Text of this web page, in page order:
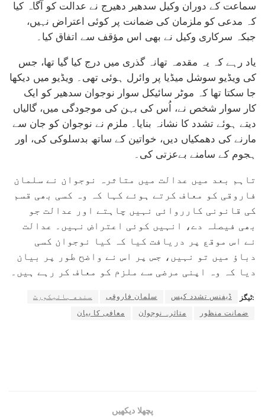
سماعت کے دوران وکیل سدھیر دھیرج نے عدالت کو آگاہ کیا
کہ مدعی کو ملزمان کی ضمانت پر کوئی اعتراض نہیں،
جبکہ سرکاری وکیل نے بھی اس مؤقف سے اتفاق کیا۔
یاد رہے کہ یہ مقدمہ تھانہ گذری میں درج کیا گیا تھا، جس
کی ویڈیو سوشل میڈیا پر وائرل ہوئی تھی۔ ویڈیو میں دیکھا
جا سکتا تھا کہ موٹر سائیکل سوار نوجوان سدھیر کو ایک
کار سوار شخص نے، اُس کی بہن کی موجودگی میں، گالیاں
دیتے ہوئے تشدد کا نشانہ بنایا۔ ملزم نے نوجوان کو جان سے
مارنے کی دھمکیاں دیں، خواتین کے ساتھ بدسلوکی کی، اور
ہجوم کے سامنے بےعزتی کی۔
تاہم بعد میں عدالت میں متاثرہ نوجوان نے سلمان
فاروقی کو معاف کرتے ہوئے کہا کہ وہ کسی بھی قسم
کی قانونی کارروائی نہیں چاہتے اور عدالت جو
بھی فیصلہ دے، انہیں کوئی اعتراض نہیں۔ عدالت
نے اس موقع پر دریافت کیا کہ کیا نوجوان کسی
دباؤ میں تو نہیں، جس پر اس نے واضح طور پر بیان
دیا کہ وہ اپنی مرضی سے ملزم کو معاف کر رہے ہیں۔
ٹیگز: ڈیفنس تشدد کیس سلمان فاروقی
سندھ ہائیکورٹ
ضمانت منظور
متاثرہ نوجوان معافی کا بیان
پچھلا دیکھیں